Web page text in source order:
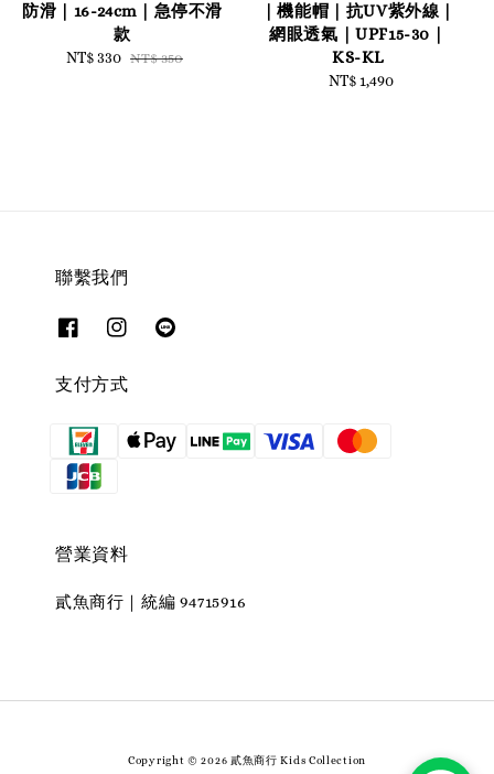
防滑｜16-24cm｜急停不滑
款
Sale
NT$ 330 Regular
NT$ 350
｜機能帽｜抗UV紫外線｜
網眼透氣｜UPF15-30｜
KS-KL
Regular
NT$ 1,490
聯繫我們
支付方式
營業資料
貳魚商行｜統編 94715916
Copyright © 2026 貳魚商行 Kids Collection